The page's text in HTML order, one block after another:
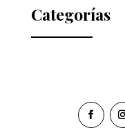
Categorías